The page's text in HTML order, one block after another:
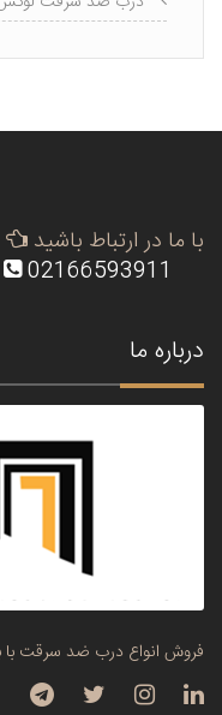
با ما در ارتباط باشید
02166593911
درباره ما
فروش انواع درب ضد سرقت با